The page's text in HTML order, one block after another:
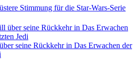
Stimmung für die Star-Wars-Serie
seine Rückkehr in Das Erwachen der